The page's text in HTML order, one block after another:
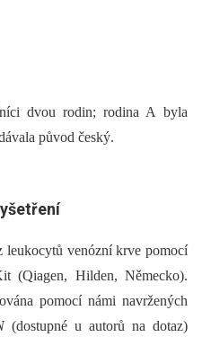
dvou rodin; rodina A byla
původ český.
venózní krve pomocí
(Qiagen, Hilden, Německo).
pomocí námi navržených
(dostupné u autorů na dotaz)